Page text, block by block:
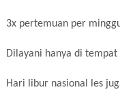
3x pertemuan per
Dilayani hanya di
Hari libur nasional les